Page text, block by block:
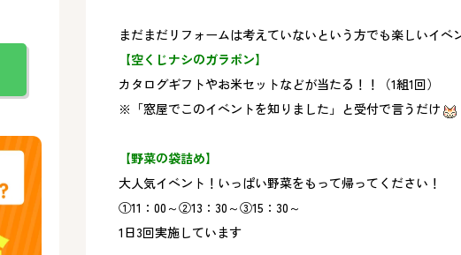
まだまだリフォームは考えていないという方でも楽しいイベ
【空くじナシのガラポン】
カタログギフトやお米セットなどが当たる！！（1組1回）
※「窓屋でこのイベントを知りました」と受付で言うだけ
【野菜の袋詰め】
大人気イベント！いっぱい野菜をもって帰ってください！
①11：00～②13：30～③15：30～
1日3回実施しています